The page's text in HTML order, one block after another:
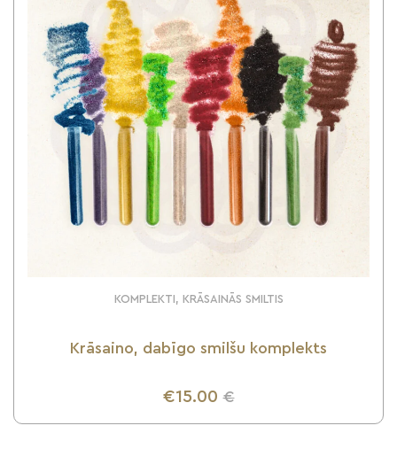
KOMPLEKTI, KRĀSAINĀS SMILTIS
Krāsaino, dabīgo smilšu komplekts
€15.00 €
UZZINI VAIRĀK